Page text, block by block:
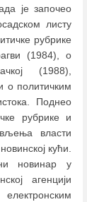
је започео
листу
рубрике
(1984), о
(1988),
о политичким
Поднео
рубрике и
власти
кући.
новинар у
агенцији